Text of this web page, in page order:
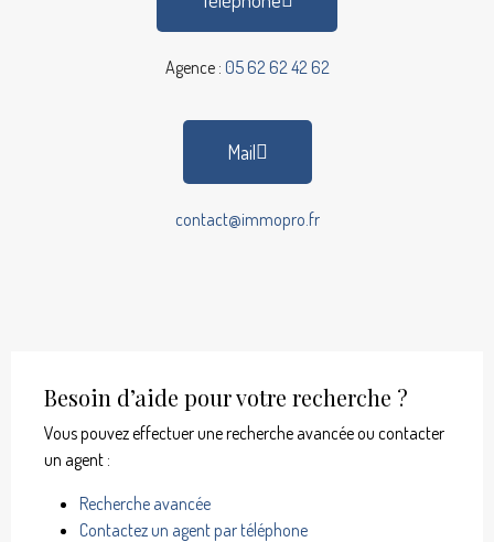
Agence : 05 62 62 42 62
Mail
contact@immopro.fr
Besoin d’aide pour votre recherche ?
Vous pouvez effectuer une recherche avancée ou contacter
un agent :
Recherche avancée
Contactez un agent par téléphone